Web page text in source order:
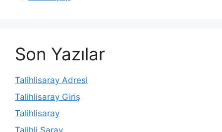
Son Yazılar
Talihlisaray Adresi
Talihlisaray Giriş
Talihlisaray
Talihli Saray